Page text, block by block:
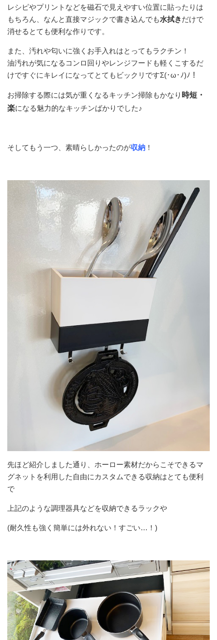
レシピやプリントなどを磁石で見えやすい位置に貼ったりは
もちろん、なんと直接マジックで書き込んでも水拭きだけで
消せるとても便利な作りです。
また、汚れや匂いに強くお手入れはとってもラクチン！
油汚れが気になるコンロ回りやレンジフードも軽くこするだ
けですぐにキレイになってとてもビックリですΣ(･ω･ﾉ)ﾉ！
お掃除する際には気が重くなるキッチン掃除もかなり 時短・
楽になる魅力的なキッチンばかりでした♪
そしてもう一つ、素晴らしかったのが収納 ！
先ほど紹介しました通り、ホーロー素材だからこそできるマ
グネットを利用した自由にカスタムできる収納はとても便利
で
上記のような調理器具などを収納できるラックや
(耐久性も強く簡単には外れない！すごい…！)